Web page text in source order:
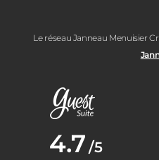
Le réseau Janneau Menuisier
Note moyenne :
4.7 /5